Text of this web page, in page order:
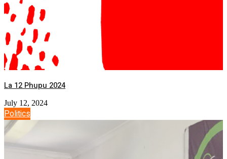
La 12 Phupu 2024
July 12, 2024
Politics